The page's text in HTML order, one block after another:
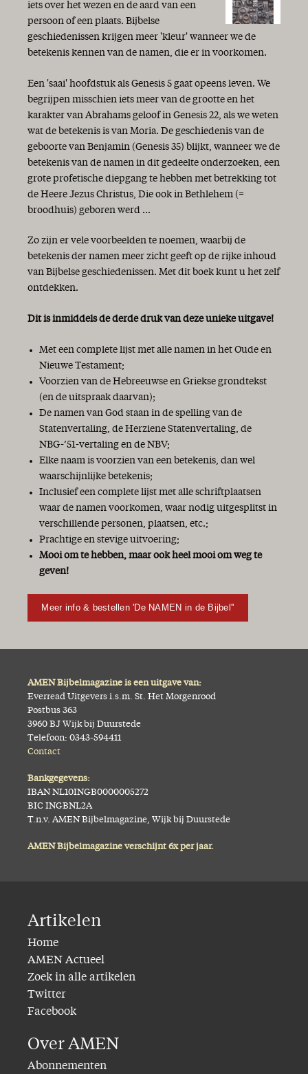
iets over het wezen en de aard van een
persoon of een plaats. Bijbelse
geschiedenissen krijgen meer 'kleur' wanneer we de
betekenis kennen van de namen, die er in voorkomen.
Een 'saai' hoofdstuk als Genesis 5 gaat opeens leven. We
begrijpen misschien iets meer van de grootte en het
karakter van Abrahams geloof in Genesis 22, als we weten
wat de betekenis is van Moria. De geschiedenis van de
geboorte van Benjamin (Genesis 35) blijkt, wanneer we de
betekenis van de namen in dit gedeelte onderzoeken, een
grote profetische diepgang te hebben met betrekking tot
de Heere Jezus Christus, Die ook in Bethlehem (=
broodhuis) geboren werd ...
Zo zijn er vele voorbeelden te noemen, waarbij de
betekenis der namen meer zicht geeft op de rijke inhoud
van Bijbelse geschiedenissen. Met dit boek kunt u het zelf
ontdekken.
Dit is inmiddels de derde druk van deze unieke uitgave!
Met een complete lijst met alle namen in het Oude en
Nieuwe Testament;
Voorzien van de Hebreeuwse en Griekse grondtekst
(en de uitspraak daarvan);
De namen van God staan in de spelling van de
Statenvertaling, de Herziene Statenvertaling, de
NBG-’51-vertaling en de NBV;
Elke naam is voorzien van een betekenis, dan wel
waarschijnlijke betekenis;
Inclusief een complete lijst met alle schriftplaatsen
waar de namen voorkomen, waar nodig uitgesplitst in
verschillende personen, plaatsen, etc.;
Prachtige en stevige uitvoering;
Mooi om te hebben, maar ook heel mooi om weg te
geven!
Meer info & bestellen 'De NAMEN in de Bijbel''
AMEN Bijbelmagazine is een uitgave van:
Everread Uitgevers i.s.m. St. Het Morgenrood
Postbus 363
3960 BJ Wijk bij Duurstede
Telefoon: 0343-594411
Contact
Bankgegevens:
IBAN NL10INGB0000005272
BIC INGBNL2A
T.n.v. AMEN Bijbelmagazine, Wijk bij Duurstede
AMEN Bijbelmagazine verschijnt 6x per jaar.
Artikelen
Home
AMEN Actueel
Zoek in alle artikelen
Twitter
Facebook
Over AMEN
Abonnementen